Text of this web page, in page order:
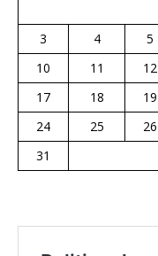
3
4 5
10
11 12
17
18 19
24
25 26
31